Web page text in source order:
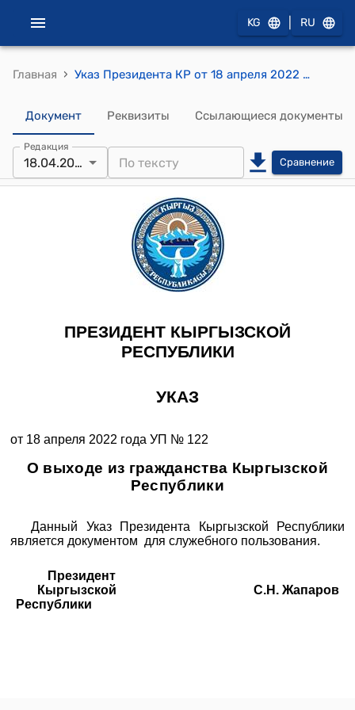
KG RU
Главная › Указ Президента КР от 18 апреля 2022 года УП № 122 "О выходе из гражданства Кыргызской Республики"
Документ Реквизиты Ссылающиеся документы
Редакция
18.04.2022 Сравнение